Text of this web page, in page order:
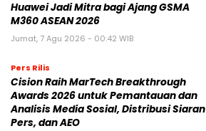
Huawei Jadi Mitra bagi Ajang GSMA
M360 ASEAN 2026
Jumat, 7 Agu 2026 - 00:42 WIB
Pers Rilis
Cision Raih MarTech Breakthrough
Awards 2026 untuk Pemantauan dan
Analisis Media Sosial, Distribusi Siaran
Pers, dan AEO